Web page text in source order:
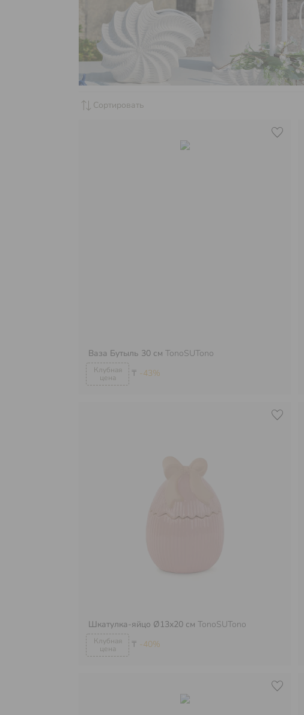
sync_alt Сортировать
₸ -43%
Ваза Бутыль 30 смTonoSUTono
₸ -40%
Шкатулка-яйцо Ø13х20 смTonoSUTono